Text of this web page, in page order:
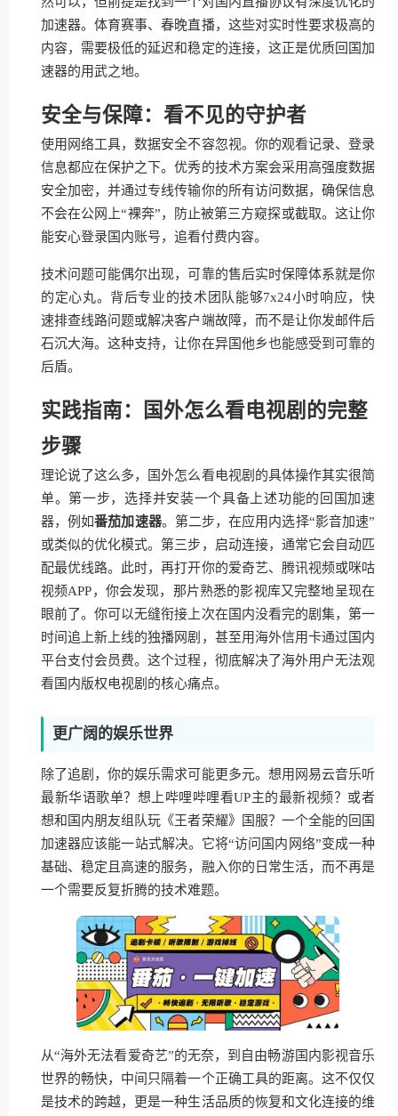
加速器。体育赛事、春晚直播，这些对实时性要求极高的
内容，需要极低的延迟和稳定的连接，这正是优质回国加
速器的用武之地。
安全与保障：看不见的守护者
使用网络工具，数据安全不容忽视。你的观看记录、登录
信息都应在保护之下。优秀的技术方案会采用高强度数据
安全加密，并通过专线传输你的所有访问数据，确保信息
不会在公网上“裸奔”，防止被第三方窥探或截取。这让你
能安心登录国内账号，追看付费内容。
技术问题可能偶尔出现，可靠的售后实时保障体系就是你
的定心丸。背后专业的技术团队能够7x24小时响应，快
速排查线路问题或解决客户端故障，而不是让你发邮件后
石沉大海。这种支持，让你在异国他乡也能感受到可靠的
后盾。
实践指南：国外怎么看电视剧的完整
步骤
理论说了这么多，国外怎么看电视剧的具体操作其实很简
单。第一步，选择并安装一个具备上述功能的回国加速
器，例如番茄加速器。第二步，在应用内选择“影音加速”
或类似的优化模式。第三步，启动连接，通常它会自动匹
配最优线路。此时，再打开你的爱奇艺、腾讯视频或咪咕
视频APP，你会发现，那片熟悉的影视库又完整地呈现在
眼前了。你可以无缝衔接上次在国内没看完的剧集，第一
时间追上新上线的独播网剧，甚至用海外信用卡通过国内
平台支付会员费。这个过程，彻底解决了海外用户无法观
看国内版权电视剧的核心痛点。
更广阔的娱乐世界
除了追剧，你的娱乐需求可能更多元。想用网易云音乐听
最新华语歌单？想上哔哩哔哩看UP主的最新视频？或者
想和国内朋友组队玩《王者荣耀》国服？一个全能的回国
加速器应该能一站式解决。它将“访问国内网络”变成一种
基础、稳定且高速的服务，融入你的日常生活，而不再是
一个需要反复折腾的技术难题。
从“海外无法看爱奇艺”的无奈，到自由畅游国内影视音乐
世界的畅快，中间只隔着一个正确工具的距离。这不仅仅
是技术的跨越，更是一种生活品质的恢复和文化连接的维